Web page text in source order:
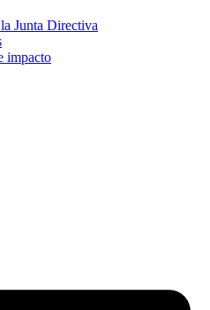
Junta Directiva
impacto